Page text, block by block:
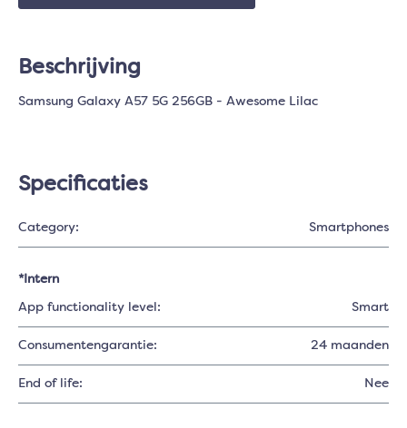
Beschrijving
Samsung Galaxy A57 5G 256GB - Awesome Lilac
Specificaties
Category: Smartphones
*Intern
App functionality level: Smart
Consumentengarantie: 24 maanden
End of life: Nee